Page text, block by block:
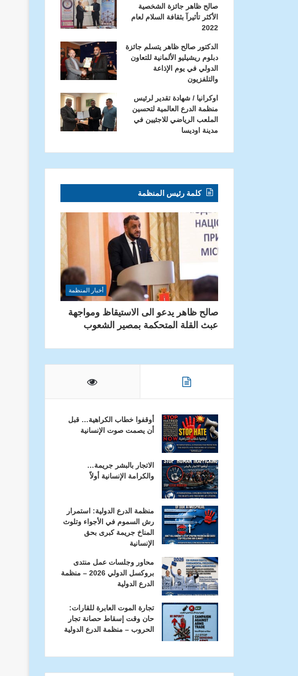
صالح ظاهر جائزة الشخصية
الأكثر تأثيرآ بثقافة السلام لعام
2022
الدكتور صالح ظاهر يتسلم جائزة
دبلوم ريشيليو الألمانية للتعاون
الدولي في يوم الإذاعة
والتلفزيون
اوكرانيا / شهادة تقدير لرئيس
منظمة الدرع العالمية لتحسين
الملعب الرياضي للاجئيين في
مدينة اوديسا
كلمة رئيس المنظمة
أخبار المنظمة
صالح ظاهر يدعو الى الاستيقاظ ومواجهة
عبث القلة المتحكمة بمصير الشعوب
أوقفوا خطاب الكراهية… قبل
أن يصمت صوت الإنسانية
الاتجار بالبشر جريمة…
والكرامة الإنسانية أولاً
منظمة الدرع الدولية: استمرار
رش السموم في الأجواء وتلوث
المناخ جريمة كبرى بحق
الإنسانية
محاور وجلسات عمل منتدى
بروكسل الدولي 2026 – منظمة
الدرع الدولية
تجارة الموت العابرة للقارات:
حان وقت إسقاط حصانة تجار
الحروب – منظمة الدرع الدولية